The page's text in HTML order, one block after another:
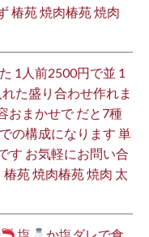
椿苑 焼肉椿苑 焼肉
1人前2500円で並 1
た盛り合わせ作れま
おまかせで だと7種
の構成になります 単
す お気軽にお問い合
苑 焼肉椿苑 焼肉 太